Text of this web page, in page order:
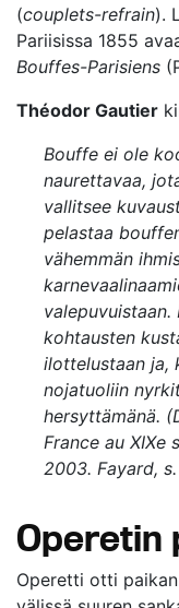
(couplets-refrain).
Pariisissa 1855
Bouffes-Parisiens
Théodor Gautier
Bouffe ei ole
naurettavaa,
vallitsee
pelastaa
vähemmän
kohtausten
ilottelustaan ja,
nojatuoliin
hersyttämänä. (
France au XIXe
2003. Fayard,
Operetin
Operetti otti